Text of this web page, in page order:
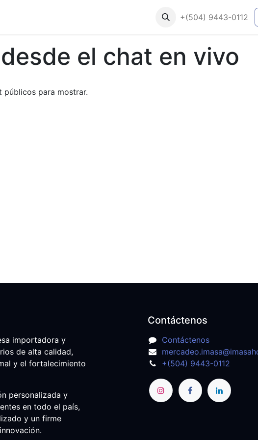
+(504) 9443-0112
el chat en vivo
públicos para mostrar.
importadora y
de alta calidad,
y el fortalecimiento
personalizada y
en todo el país,
y un firme
Contáctenos
Contáctenos
+(504) 9443-0112